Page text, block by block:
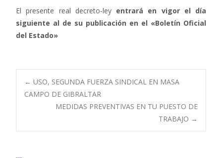
El presente real decreto-ley entrará en vigor el día
siguiente al de su publicación en el «Boletín Oficial
del Estado»
Navegación
← USO, SEGUNDA FUERZA SINDICAL EN MASA
CAMPO DE GIBRALTAR
MEDIDAS PREVENTIVAS EN TU PUESTO DE
TRABAJO →